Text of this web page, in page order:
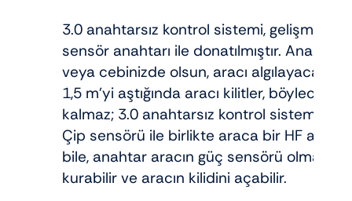
3.0 anahtarsız kontrol sistemi, gelişmiş
sensör anahtarı ile donatılmıştır.
veya cebinizde olsun, aracı algılayacak
1,5 m’yi aştığında aracı kilitler, böylece
kalmaz; 3.0 anahtarsız kontrol sistemi,
Çip sensörü ile birlikte araca bir HF anteni
bile, anahtar aracın güç sensörü olmayan
kurabilir ve aracın kilidini açabilir.